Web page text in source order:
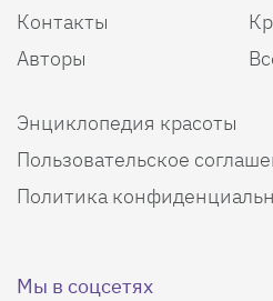
Контакты
Авторы
Энциклопедия красоты
Пользовательское
Политика
Мы в соцсетях